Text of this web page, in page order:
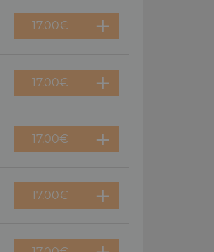
17.00€
17.00€
17.00€
17.00€